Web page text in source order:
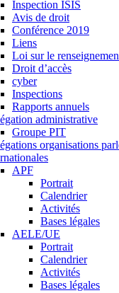
Inspection ISIS
Avis de droit
Conférence 2019
Liens
Loi sur le
Droit d’accès
cyber
Inspections
Rapports annuels
administrative
Groupe PIT
organisations
APF
Portrait
Calendrier
Activités
Bases légales
AELE/UE
Portrait
Calendrier
Activités
Bases légales